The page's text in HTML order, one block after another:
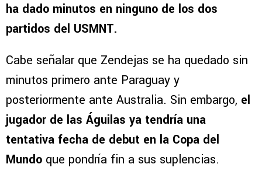
ha dado minutos en ninguno de los dos
partidos del USMNT.
Cabe señalar que Zendejas se ha quedado sin
minutos primero ante Paraguay y
posteriormente ante Australia. Sin embargo, el
jugador de las Águilas ya tendría una
tentativa fecha de debut en la Copa del
Mundo que pondría fin a sus suplencias.